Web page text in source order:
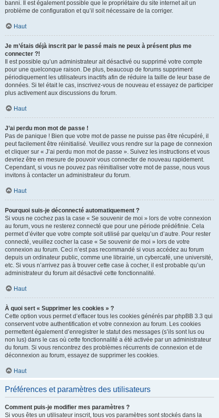
banni. Il est également possible que le propriétaire du site internet ait un
problème de configuration et qu’il soit nécessaire de la corriger.
Haut
Je m’étais déjà inscrit par le passé mais ne peux à présent plus me
connecter ?!
Il est possible qu’un administrateur ait désactivé ou supprimé votre compte
pour une quelconque raison. De plus, beaucoup de forums suppriment
périodiquement les utilisateurs inactifs afin de réduire la taille de leur base de
données. Si tel était le cas, inscrivez-vous de nouveau et essayez de participer
plus activement aux discussions du forum.
Haut
J’ai perdu mon mot de passe !
Pas de panique ! Bien que votre mot de passe ne puisse pas être récupéré, il
peut facilement être réinitialisé. Veuillez vous rendre sur la page de connexion
et cliquer sur « J’ai perdu mon mot de passe ». Suivez les instructions et vous
devriez être en mesure de pouvoir vous connecter de nouveau rapidement.
Cependant, si vous ne pouvez pas réinitialiser votre mot de passe, nous vous
invitons à contacter un administrateur du forum.
Haut
Pourquoi suis-je déconnecté automatiquement ?
Si vous ne cochez pas la case « Se souvenir de moi » lors de votre connexion
au forum, vous ne resterez connecté que pour une période prédéfinie. Cela
permet d’éviter que votre compte soit utilisé par quelqu’un d’autre. Pour rester
connecté, veuillez cocher la case « Se souvenir de moi » lors de votre
connexion au forum. Ceci n’est pas recommandé si vous accédez au forum
depuis un ordinateur public, comme une librairie, un cybercafé, une université,
etc. Si vous n’arrivez pas à trouver cette case à cocher, il est probable qu’un
administrateur du forum ait désactivé cette fonctionnalité.
Haut
À quoi sert « Supprimer les cookies » ?
Cette option vous permet d’effacer tous les cookies générés par phpBB 3.3 qui
conservent votre authentification et votre connexion au forum. Les cookies
permettent également d’enregistrer le statut des messages (s’ils sont lus ou
non lus) dans le cas où cette fonctionnalité a été activée par un administrateur
du forum. Si vous rencontrez des problèmes récurrents de connexion et de
déconnexion au forum, essayez de supprimer les cookies.
Haut
Préférences et paramètres des utilisateurs
Comment puis-je modifier mes paramètres ?
Si vous êtes un utilisateur inscrit, tous vos paramètres sont stockés dans la